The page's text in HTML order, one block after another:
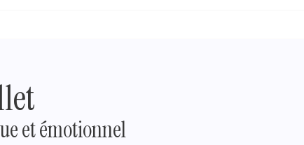
et émotionnel